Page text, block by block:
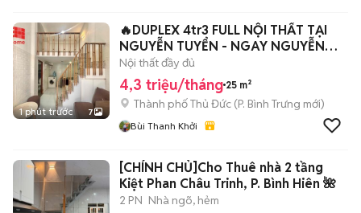
1 phút trước 7
🔥DUPLEX 4tr3 FULL NỘI THẤT TẠI
NGUYỄN TUYỂN - NGAY NGUYỄN
DUY TRINH🔥
Nội thất đầy đủ
4,3 triệu/tháng 25 m²
Thành phố Thủ Đức (P. Bình Trưng mới)
Bùi Thanh Khởi
[CHÍNH CHỦ]Cho Thuê nhà 2 tầng
Kiệt Phan Châu Trinh, P. Bình Hiên 🌺
2 PN Nhà ngõ, hẻm